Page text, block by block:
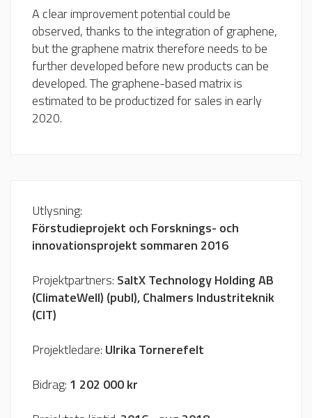
A clear improvement potential could be
observed, thanks to the integration of graphene,
but the graphene matrix therefore needs to be
further developed before new products can be
developed. The graphene-based matrix is ​​
estimated to be productized for sales in early
2020.
Utlysning:
Förstudieprojekt och Forsknings- och
innovationsprojekt sommaren 2016
Projektpartners: SaltX Technology Holding AB
(ClimateWell) (publ), Chalmers Industriteknik
(CIT)
Projektledare: Ulrika Tornerefelt
Bidrag: 1 202 000 kr